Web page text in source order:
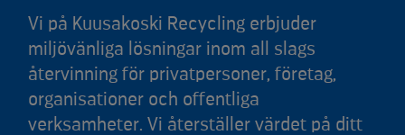
Vi på Kuusakoski Recycling erbjuder
miljövänliga lösningar inom all slags
återvinning för privatpersoner, företag,
organisationer och offentliga
verksamheter. Vi återställer värdet på ditt